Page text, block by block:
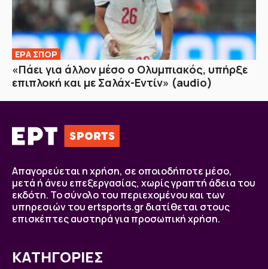
ΕΡΑ ΣΠΟΡ
«Πάει για άλλον μέσο ο Ολυμπιακός, υπήρξε
επιπλοκή και με Σαλάχ-Εντίν» (audio)
Απαγορεύεται η χρήση, σε οποιοδήποτε μέσο,
μετά ή άνευ επεξεργασίας, χωρίς γραπτή άδεια του
εκδότη. Το σύνολο του περιεχομένου και των
υπηρεσιών του ertsports.gr διατίθεται στους
επισκέπτες αυστηρά για προσωπική χρήση.
ΚΑΤΗΓΟΡΙΕΣ